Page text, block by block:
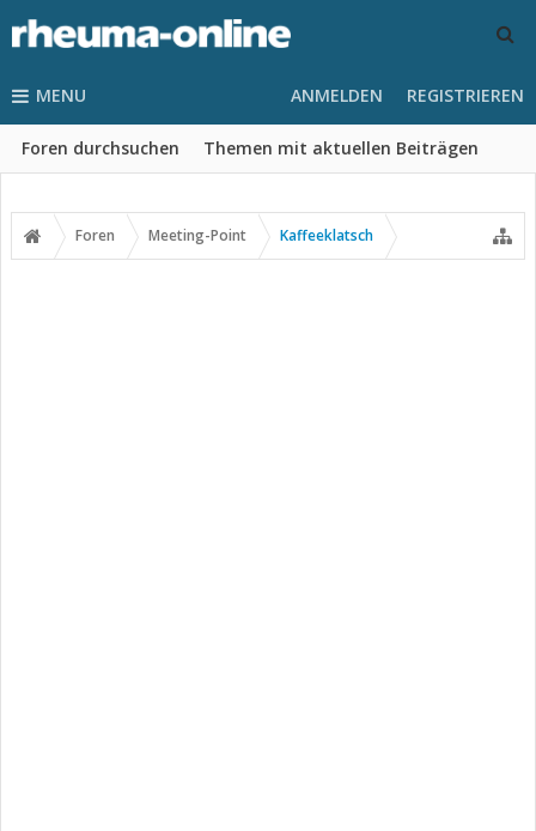
MENU
Foren durchsuchen Themen mit aktuellen Beiträgen
ANMELDEN REGISTRIEREN
Foren Meeting-Point Kaffeeklatsch